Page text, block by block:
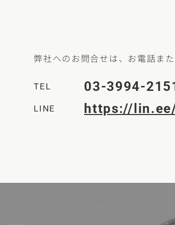
弊社へのお問合せは、お電話ま
TEL 03-3994-
LINE https://